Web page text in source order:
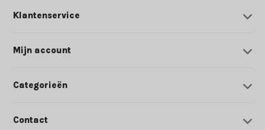
Klantenservice
Mijn account
Categorieën
Contact